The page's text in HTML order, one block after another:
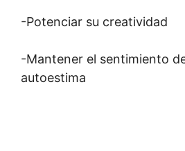
-Potenciar su creatividad
-Mantener el sentimiento
autoestima